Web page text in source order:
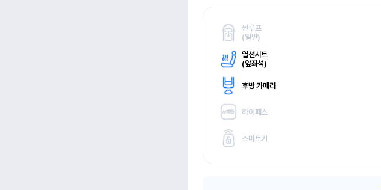
썬루프
(일반)
열선시트
(앞좌석)
후방 카메라
하이패스
스마트키